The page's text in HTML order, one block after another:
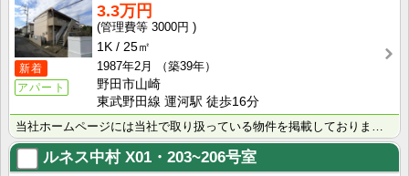
新着
アパート
3.3万円
3000円
1K
25㎡
1987年2月
（築39年）
野田市山崎
東武野田線 運河駅 徒歩16分
ルネス中村X01・203~206号室